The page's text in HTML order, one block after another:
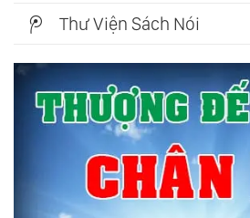
Thư Viện Sách Nói